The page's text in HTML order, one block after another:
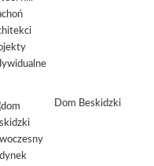
Dom Beskidzki